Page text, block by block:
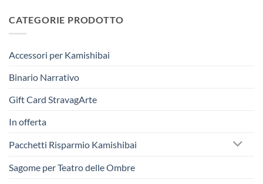
CATEGORIE PRODOTTO
Accessori per Kamishibai
Binario Narrativo
Gift Card StravagArte
In offerta
Pacchetti Risparmio Kamishibai
Sagome per Teatro delle Ombre